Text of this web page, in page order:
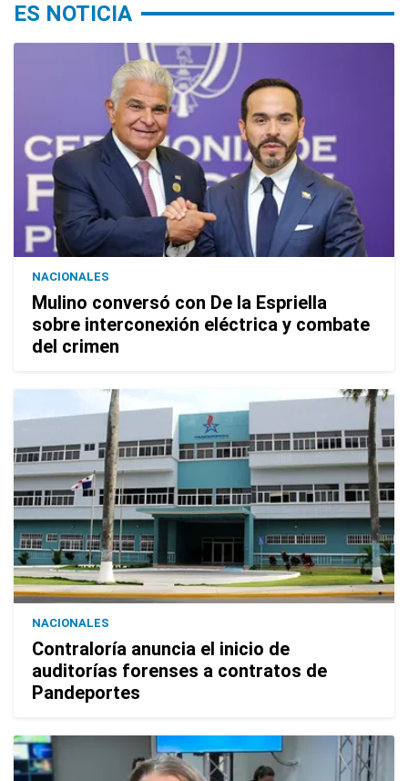
ES NOTICIA
NACIONALES
Mulino conversó con De la Espriella
sobre interconexión eléctrica y combate
del crimen
NACIONALES
Contraloría anuncia el inicio de
auditorías forenses a contratos de
Pandeportes